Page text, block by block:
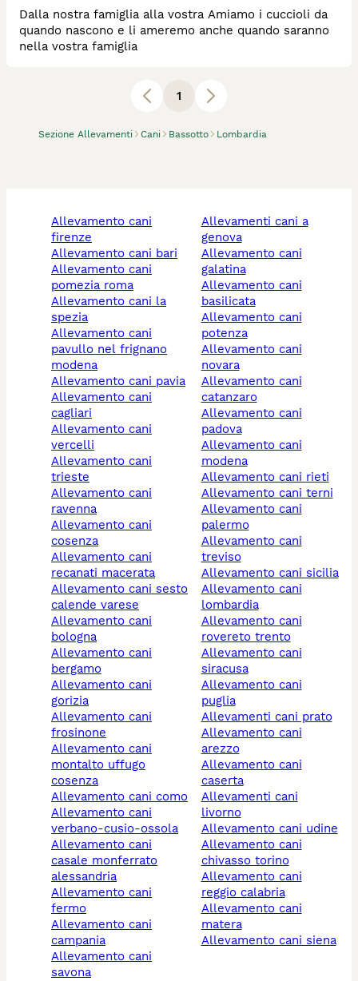
Sezione Allevamenti Cani Bassotto Lombardia
Dalla nostra famiglia alla vostra Amiamo i cuccioli da
quando nascono e li ameremo anche quando saranno
nella vostra famiglia
1
allevamento cani
firenze
allevamento cani bari
allevamento cani
pomezia roma
allevamento cani la
spezia
allevamento cani
pavullo nel frignano
modena
allevamento cani pavia
allevamento cani
cagliari
allevamento cani
vercelli
allevamento cani
trieste
allevamento cani
ravenna
allevamento cani
cosenza
allevamento cani
recanati macerata
allevamento cani sesto
calende varese
allevamento cani
bologna
allevamento cani
bergamo
allevamento cani
gorizia
allevamento cani
frosinone
allevamento cani
montalto uffugo
cosenza
allevamento cani como
allevamento cani
verbano-cusio-ossola
allevamento cani
casale monferrato
alessandria
allevamento cani
fermo
allevamento cani
campania
allevamento cani
savona
allevamenti cani a
genova
allevamento cani
galatina
allevamento cani
basilicata
allevamento cani
potenza
allevamento cani
novara
allevamento cani
catanzaro
allevamento cani
padova
allevamento cani
modena
allevamento cani rieti
allevamento cani terni
allevamento cani
palermo
allevamento cani
treviso
allevamento cani sicilia
allevamento cani
lombardia
allevamento cani
rovereto trento
allevamento cani
siracusa
allevamento cani
puglia
allevamenti cani prato
allevamento cani
arezzo
allevamento cani
caserta
allevamenti cani
livorno
allevamento cani udine
allevamento cani
chivasso torino
allevamento cani
reggio calabria
allevamento cani
matera
allevamento cani siena